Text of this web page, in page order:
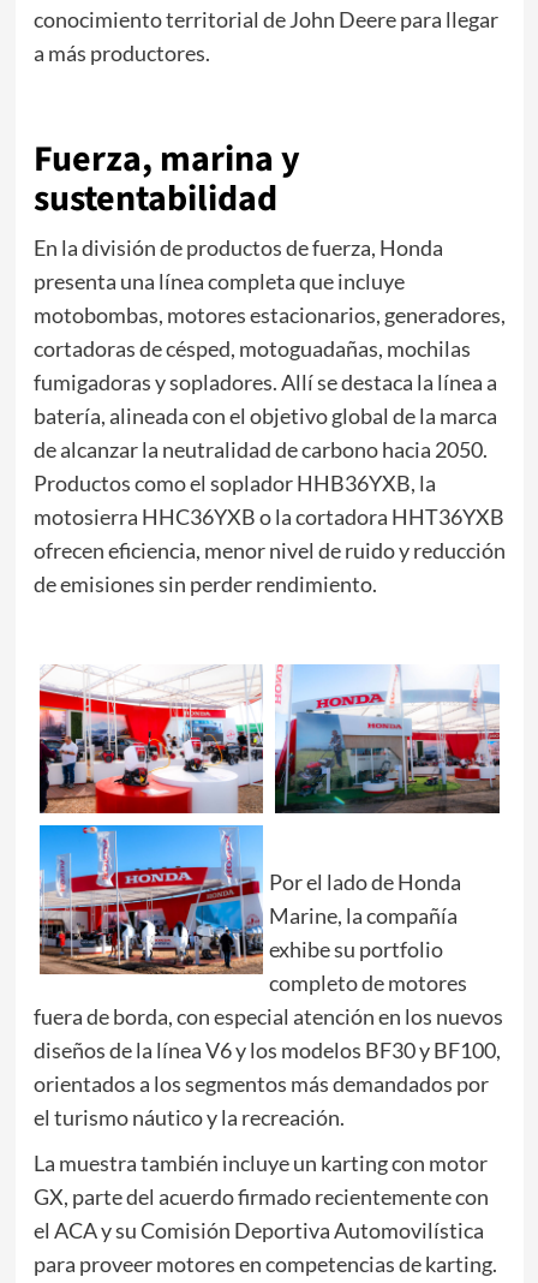
conocimiento territorial de John Deere para llegar
a más productores.
Fuerza, marina y
sustentabilidad
En la división de productos de fuerza, Honda
presenta una línea completa que incluye
motobombas, motores estacionarios, generadores,
cortadoras de césped, motoguadañas, mochilas
fumigadoras y sopladores. Allí se destaca la línea a
batería, alineada con el objetivo global de la marca
de alcanzar la neutralidad de carbono hacia 2050.
Productos como el soplador HHB36YXB, la
motosierra HHC36YXB o la cortadora HHT36YXB
ofrecen eficiencia, menor nivel de ruido y reducción
de emisiones sin perder rendimiento.
Por el lado de Honda
Marine, la compañía
exhibe su portfolio
completo de motores
fuera de borda, con especial atención en los nuevos
diseños de la línea V6 y los modelos BF30 y BF100,
orientados a los segmentos más demandados por
el turismo náutico y la recreación.
La muestra también incluye un karting con motor
GX, parte del acuerdo firmado recientemente con
el ACA y su Comisión Deportiva Automovilística
para proveer motores en competencias de karting.